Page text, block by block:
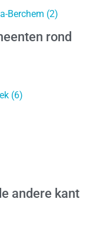
Berchem (2)
rond
(6)
andere kant